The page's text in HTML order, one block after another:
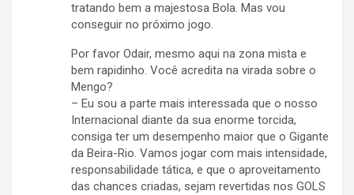
tratando bem a majestosa Bola. Mas vou
conseguir no próximo jogo.
Por favor Odair, mesmo aqui na zona mista e
bem rapidinho. Você acredita na virada sobre o
Mengo?
– Eu sou a parte mais interessada que o nosso
Internacional diante da sua enorme torcida,
consiga ter um desempenho maior que o Gigante
da Beira-Rio. Vamos jogar com mais intensidade,
responsabilidade tática, e que o aproveitamento
das chances criadas, sejam revertidas nos GOLS